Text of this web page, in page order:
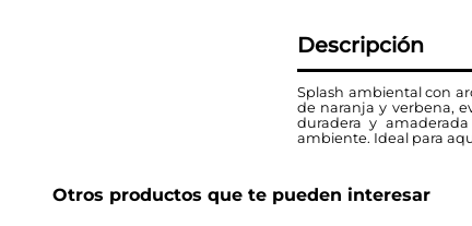
Descripción
Splash ambiental con
de naranja y verbena,
duradera y
ambiente. Ideal para
Otros productos que te pueden interesar